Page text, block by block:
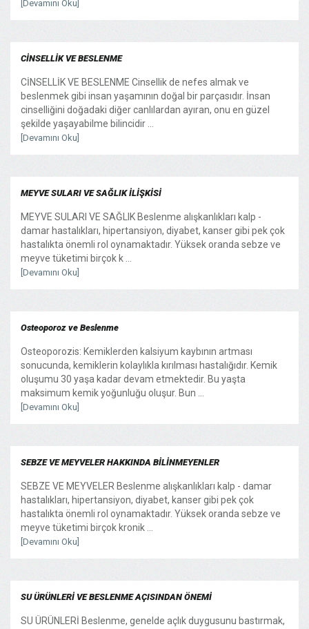
[Devamını Oku]
CİNSELLİK VE BESLENME
CİNSELLİK VE BESLENME Cinsellik de nefes almak ve
beslenmek gibi insan yaşamının doğal bir parçasıdır. İnsan
cinselliğini doğadaki diğer canlılardan ayıran, onu en güzel
şekilde yaşayabilme bilincidir ...
[Devamını Oku]
MEYVE SULARI VE SAĞLIK İLİŞKİSİ
MEYVE SULARI VE SAĞLIK Beslenme alışkanlıkları kalp -
damar hastalıkları, hipertansiyon, diyabet, kanser gibi pek çok
hastalıkta önemli rol oynamaktadır. Yüksek oranda sebze ve
meyve tüketimi birçok k ...
[Devamını Oku]
Osteoporoz ve Beslenme
Osteoporozis: Kemiklerden kalsiyum kaybının artması
sonucunda, kemiklerin kolaylıkla kırılması hastalığıdır. Kemik
oluşumu 30 yaşa kadar devam etmektedir. Bu yaşta
maksimum kemik yoğunluğu oluşur. Bun ...
[Devamını Oku]
SEBZE VE MEYVELER HAKKINDA BİLİNMEYENLER
SEBZE VE MEYVELER Beslenme alışkanlıkları kalp - damar
hastalıkları, hipertansiyon, diyabet, kanser gibi pek çok
hastalıkta önemli rol oynamaktadır. Yüksek oranda sebze ve
meyve tüketimi birçok kronik ...
[Devamını Oku]
SU ÜRÜNLERİ VE BESLENME AÇISINDAN ÖNEMİ
SU ÜRÜNLERİ Beslenme, genelde açlık duygusunu bastırmak,